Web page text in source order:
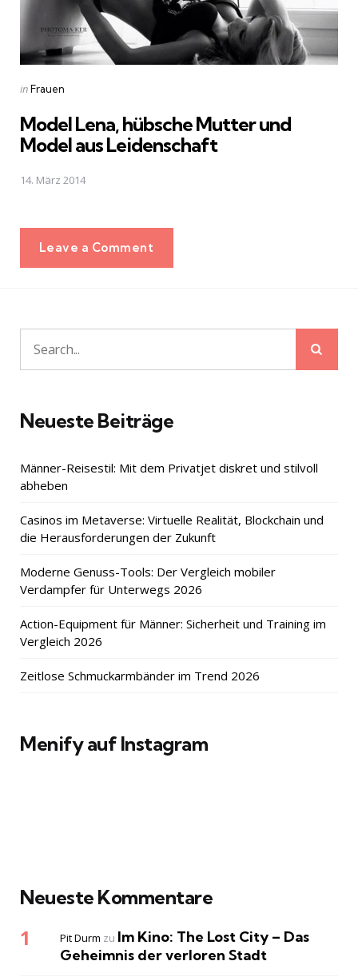
Posted
inFrauen
Model Lena, hübsche Mutter und
Model aus Leidenschaft
14. März 2014
Leave a Comment
Search
for:
Neueste Beiträge
Männer-Reisestil: Mit dem Privatjet diskret und stilvoll
abheben
Casinos im Metaverse: Virtuelle Realität, Blockchain und
die Herausforderungen der Zukunft
Moderne Genuss-Tools: Der Vergleich mobiler
Verdampfer für Unterwegs 2026
Action-Equipment für Männer: Sicherheit und Training im
Vergleich 2026
Zeitlose Schmuckarmbänder im Trend 2026
Menify auf Instagram
Neueste Kommentare
Pit Durm zu Im Kino: The Lost City – Das
Geheimnis der verloren Stadt